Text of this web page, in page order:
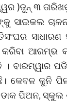
)ଜୁନ୍ ୩
ସାଇକଲ
ସାଧାରଣ
ଆରମ୍ଭ
। ବାରମ୍ୱାର
କୁନି ପିଲା
ଡାକ ପିଅନ,